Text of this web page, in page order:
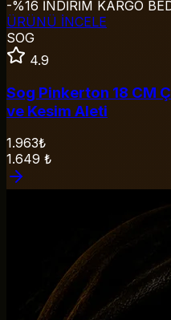
-%16 İNDİRİM KARGO
ÜRÜNÜ İNCELE
SOG
4.9
Sog Pinkerton 18 CM
ve Kesim Aleti
1.963₺
1.649 ₺